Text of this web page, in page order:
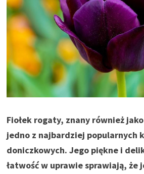
Fiołek rogaty, znany również
jedno z najbardziej popularnych
doniczkowych. Jego piękne i
łatwość w uprawie sprawiają, że